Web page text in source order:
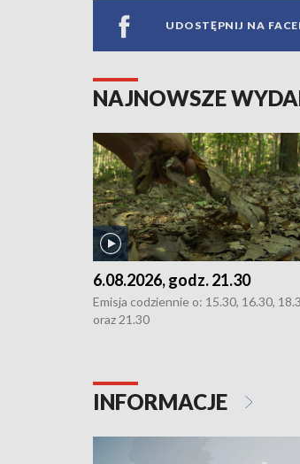
UDOSTĘPNIJ NA
NAJNOWSZE
6.08.2026, godz. 21.30
Emisja codziennie o: 15.30, 16.30,
oraz 21.30
INFORMACJE